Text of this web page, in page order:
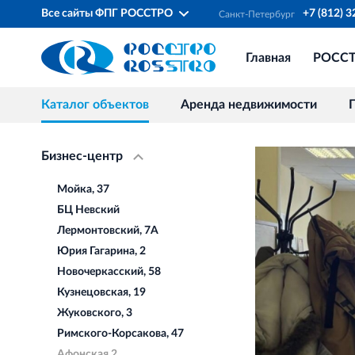
Все сайты ФПГ РОССТРО Санкт‐Петербург +7 (812)
Главная
Каталог объектов Аренда недвижимости
Бизнес-центр
Мойка, 37
БЦ Невский
Лермонтовский, 7А
Юрия Гагарина, 2
Новочеркасский, 58
Кузнецовская, 19
Жуковского, 3
Римского-Корсакова, 47